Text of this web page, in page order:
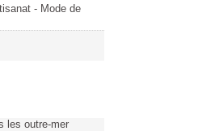
- Mode de
les outre-mer